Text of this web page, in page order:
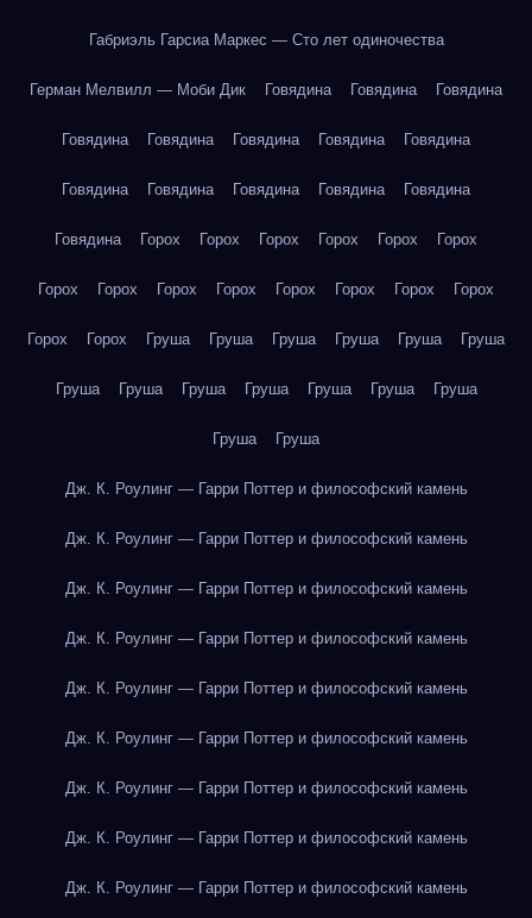
Габриэль Гарсиа Маркес — Сто лет одиночества
Герман Мелвилл — Моби Дик Говядина Говядина Говядина
Говядина Говядина Говядина Говядина Говядина
Говядина Говядина Говядина Говядина Говядина
Говядина Горох Горох Горох Горох Горох Горох
Горох Горох Горох Горох Горох Горох Горох Горох
Горох Горох Груша Груша Груша Груша Груша Груша
Груша Груша Груша Груша Груша Груша Груша
Груша Груша
Дж. К. Роулинг — Гарри Поттер и философский камень
Дж. К. Роулинг — Гарри Поттер и философский камень
Дж. К. Роулинг — Гарри Поттер и философский камень
Дж. К. Роулинг — Гарри Поттер и философский камень
Дж. К. Роулинг — Гарри Поттер и философский камень
Дж. К. Роулинг — Гарри Поттер и философский камень
Дж. К. Роулинг — Гарри Поттер и философский камень
Дж. К. Роулинг — Гарри Поттер и философский камень
Дж. К. Роулинг — Гарри Поттер и философский камень